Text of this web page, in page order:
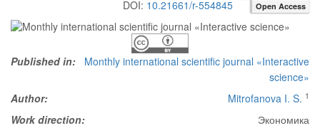
DOI: 10.21661/r-554845 Open Access
Published in:
Monthly international scientific journal «Interactive
science»
Author:
Mitrofanova I. S. 1
Work direction:
Экономика